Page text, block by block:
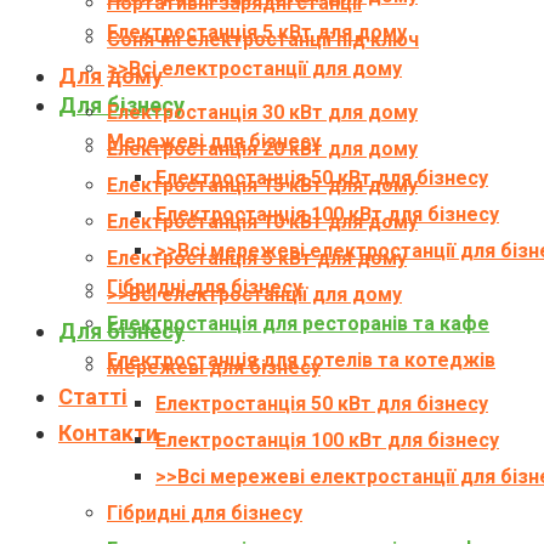
Електростанція 5 кВт для дому
>>Всі електростанції для дому
Для бізнесу
Мережеві для бізнесу
Електростанція 50 кВт для бізнесу
Електростанція 100 кВт для бізнесу
>>Всі мережеві електростанції для
Гібридні для бізнесу
Електростанція для ресторанів та кафе
Електростанція для готелів та котеджів
Статті
Контакти
Сонячні електростанції під ключ
Для дому
Електростанція 30 кВт для дому
Електростанція 20 кВт для дому
Електростанція 15 кВт для дому
Електростанція 10 кВт для дому
Електростанція 5 кВт для дому
>>Всі електростанції для дому
Для бізнесу
Мережеві для бізнесу
Електростанція 50 кВт для бізнесу
Електростанція 100 кВт для бізнесу
>>Всі мережеві електростанції для
Гібридні для бізнесу